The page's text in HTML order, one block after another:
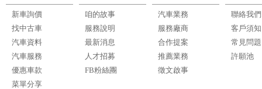
新車詢價
找中古車
汽車資料
汽車服務
優惠車款
菜單分享
咱的故事
服務說明
最新消息
人才招募
FB粉絲團
汽車業務
服務廠商
合作提案
推薦業務
徵文啟事
聯絡我們
客戶須知
常見問題
許願池